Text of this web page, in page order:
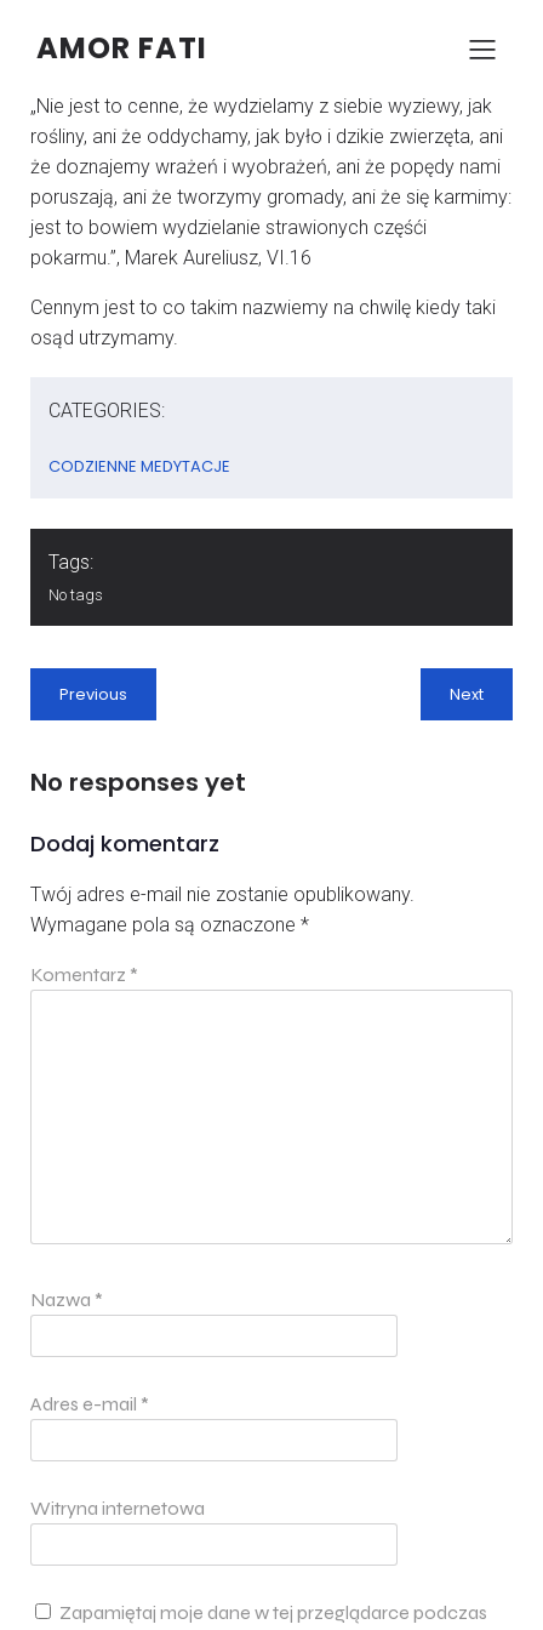
AMOR FATI
KONRAD SZCZYPCZYK
„Nie jest to cenne, że wydzielamy z siebie wyziewy, jak
rośliny, ani że oddychamy, jak było i dzikie zwierzęta, ani
że doznajemy wrażeń i wyobrażeń, ani że popędy nami
poruszają, ani że tworzymy gromady, ani że się karmimy:
jest to bowiem wydzielanie strawionych częśći
pokarmu.”, Marek Aureliusz, VI.16
Cennym jest to co takim nazwiemy na chwilę kiedy taki
osąd utrzymamy.
CATEGORIES:
CODZIENNE MEDYTACJE
Tags:
No tags
Previous Next
No responses yet
Dodaj komentarz
Twój adres e-mail nie zostanie opublikowany.
Wymagane pola są oznaczone *
Komentarz *
Nazwa *
Adres e-mail *
Witryna internetowa
Zapamiętaj moje dane w tej przeglądarce podczas